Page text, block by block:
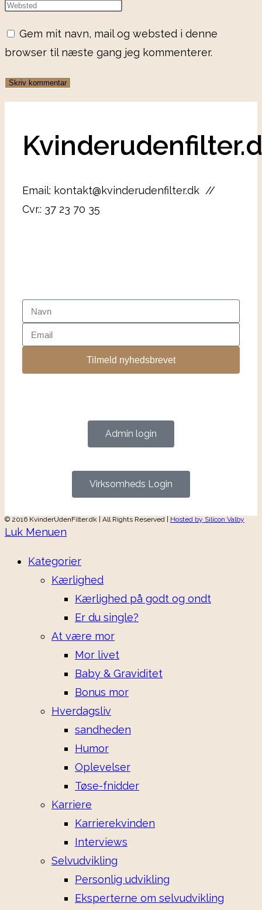
Gem mit navn, mail og websted i denne
browser til næste gang jeg kommenterer.
Email: kontakt@kvinderudenfilter.dk //
Cvr.: 37 23 70 35
Tilmeld nyhedsbrevet
Virksomheds Login
Admin login
© 2016 KvinderUdenFilter.dk | All Rights Reserved | Hosted by Silicon Valby
Luk Menuen
Kategorier
Kærlighed
Kærlighed på godt og ondt
Er du single?
At være mor
Mor livet
Baby & Graviditet
Bonus mor
Hverdagsliv
sandheden
Humor
Oplevelser
Tøse-fnidder
Karriere
Karrierekvinden
Interviews
Selvudvikling
Personlig udvikling
Eksperterne om selvudvikling